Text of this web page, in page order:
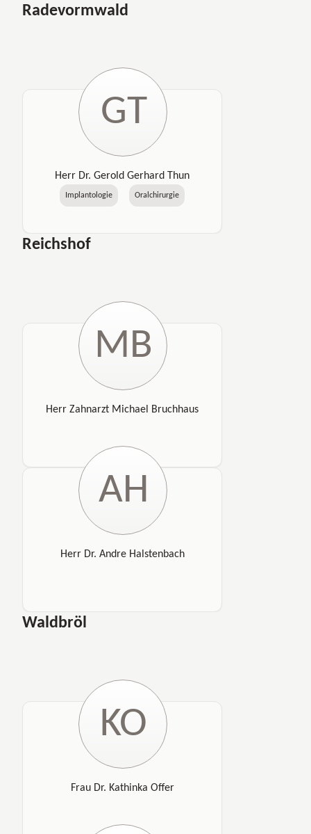
Radevormwald
GT
Herr Dr. Gerold Gerhard Thun
Implantologie Oralchirurgie
Reichshof
MB
Herr Zahnarzt Michael Bruchhaus
AH
Herr Dr. Andre Halstenbach
Waldbröl
KO
Frau Dr. Kathinka Offer